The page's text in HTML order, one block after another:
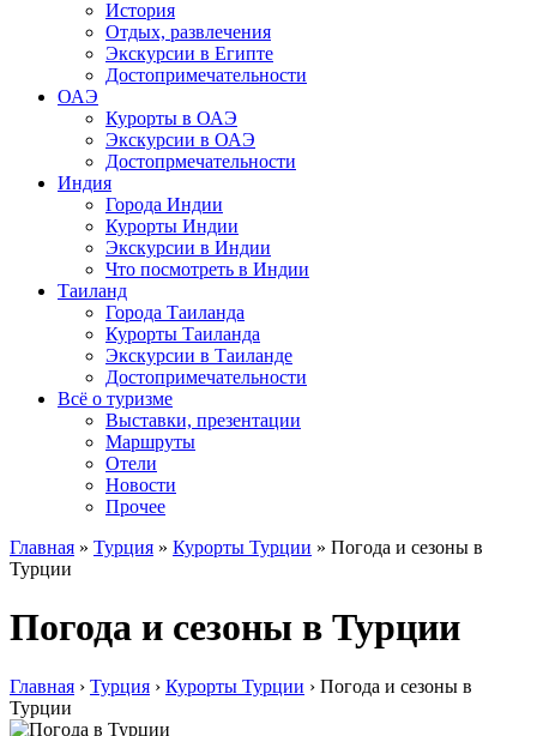
История
Отдых, развлечения
Экскурсии в Египте
Достопримечательности
ОАЭ
Курорты в ОАЭ
Экскурсии в ОАЭ
Достопрмечательности
Индия
Города Индии
Курорты Индии
Экскурсии в Индии
Что посмотреть в Индии
Таиланд
Города Таиланда
Курорты Таиланда
Экскурсии в Таиланде
Достопримечательности
Всё о туризме
Выставки, презентации
Маршруты
Отели
Новости
Прочее
Главная » Турция » Курорты Турции » Погода и сезоны в
Турции
Погода и сезоны в Турции
Главная › Турция › Курорты Турции › Погода и сезоны в
Турции